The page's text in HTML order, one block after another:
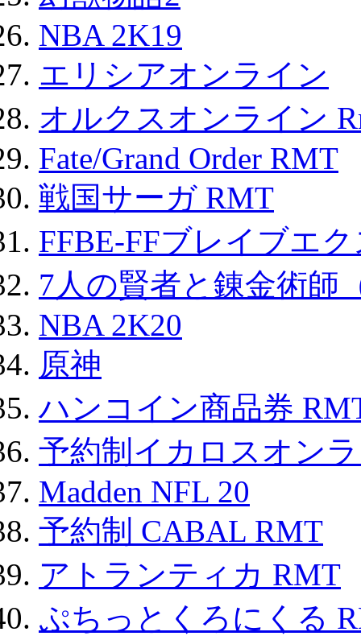
NBA 2K19
エリシアオンライン
オルクスオンライン
Fate/Grand Order RMT
戦国サーガ RMT
FFBE-FFブレイブエ
7人の賢者と錬金術師
NBA 2K20
原神
ハンコイン商品券
予約制イカロスオン
Madden NFL 20
予約制 CABAL RMT
アトランティカ RMT
ぷちっとくろにくる